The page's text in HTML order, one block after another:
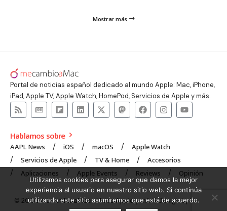
Mostrar más
Portal de noticias español dedicado al mundo Apple: Mac, iPhone,
iPad, Apple TV, Apple Watch, HomePod, Servicios de Apple y más.
Hablamos sobre
AAPL News iOS macOS
Apple Watch
Servicios de Apple
TV & Home
Accesorios
Aplicaciones
Apple Events Reviews Opinión
© 2008 mecambioaMac – Todo Apple y más | Design byUNXON
Utilizamos cookies para asegurar que damos la mejor
experiencia al usuario en nuestro sitio web. Si continúa
utilizando este sitio asumiremos que está de acuerdo.